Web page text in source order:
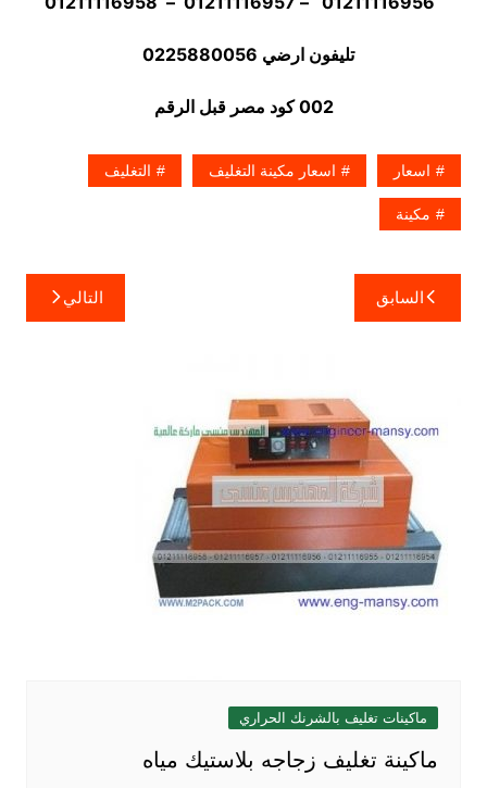
تليفون ارضي 0225880056
002 كود مصر قبل الرقم
اسعار اسعار مكينة التغليف التغليف
مكينة
تصفّح
المقالات
السابق التالي
ماكينات تغليف بالشرنك الحراري
ماكينة تغليف زجاجه بلاستيك مياه